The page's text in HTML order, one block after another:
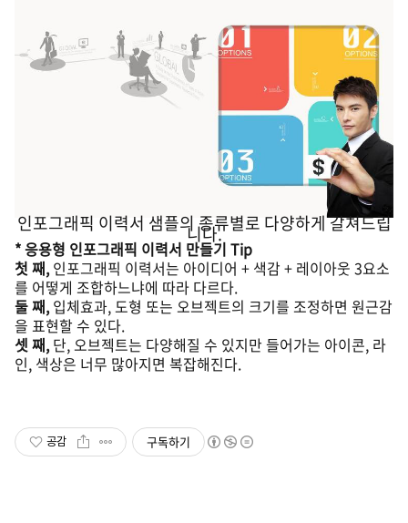
인포그래픽 이력서 샘플의 종류별로 다양하게 갈쳐드립
니다.
* 응용형 인포그래픽 이력서 만들기 Tip
첫 째, 인포그래픽 이력서는 아이디어 + 색감 + 레이아웃 3요소
를 어떻게 조합하느냐에 따라 다르다.
둘 째, 입체효과, 도형 또는 오브젝트의 크기를 조정하면 원근감
을 표현할 수 있다.
셋 째, 단, 오브젝트는 다양해질 수 있지만 들어가는 아이콘, 라
인, 색상은 너무 많아지면 복잡해진다.
공감 구독하기